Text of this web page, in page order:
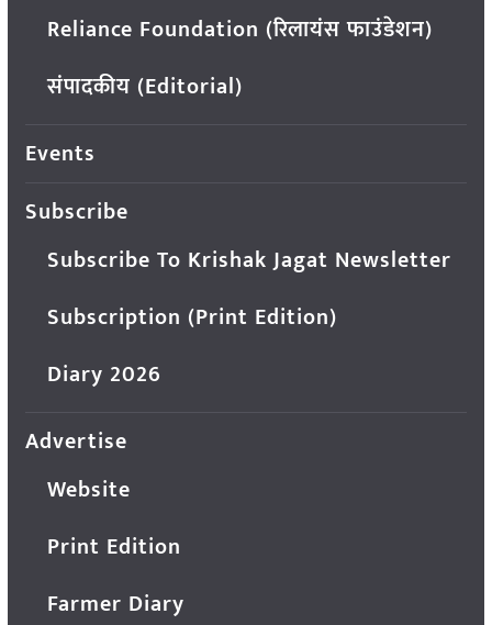
Reliance Foundation (रिलायंस फाउंडेशन)
संपादकीय (Editorial)
Events
Subscribe
Subscribe To Krishak Jagat Newsletter
Subscription (Print Edition)
Diary 2026
Advertise
Website
Print Edition
Farmer Diary